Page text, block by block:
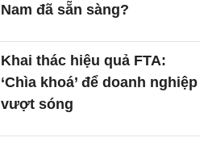
Nam đã sẵn sàng?
Khai thác hiệu quả FTA:
‘Chìa khoá’ để doanh nghiệp
vượt sóng